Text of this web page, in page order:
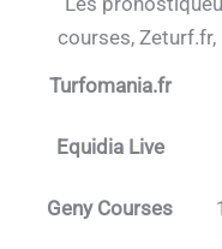
courses, Zeturf.fr,
Turfomania.fr
Equidia Live
Geny Courses